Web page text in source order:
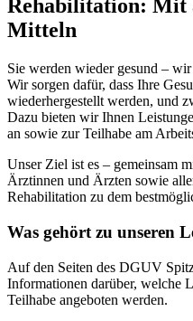
Rehabilitation: Mit
Mitteln
Sie werden wieder gesund –
Wir sorgen dafür, dass Ihre
wiederhergestellt werden, und
Dazu bieten wir Ihnen
an sowie zur Teilhabe am
Unser Ziel ist es – gemeinsam
Ärztinnen und Ärzten sowie
Rehabilitation zu dem
Was gehört zu unseren
Auf den Seiten des DGUV
Informationen darüber, welche
Teilhabe angeboten werden.